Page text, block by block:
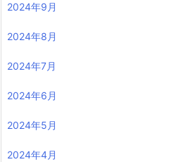
2024年9月
2024年8月
2024年7月
2024年6月
2024年5月
2024年4月